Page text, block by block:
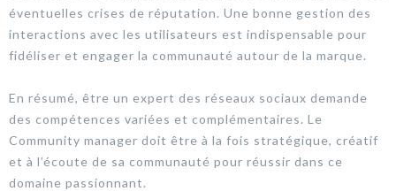
éventuelles crises de réputation. Une bonne gestion des
interactions avec les utilisateurs est indispensable pour
fidéliser et engager la communauté autour de la marque.
En résumé, être un expert des réseaux sociaux demande
des compétences variées et complémentaires. Le
Community manager doit être à la fois stratégique, créatif
et à l’écoute de sa communauté pour réussir dans ce
domaine passionnant.